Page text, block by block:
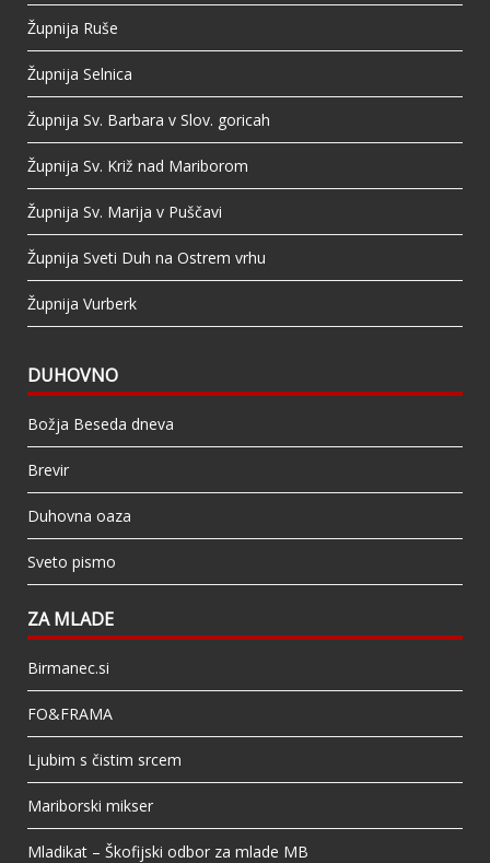
Župnija Ruše
Župnija Selnica
Župnija Sv. Barbara v Slov. goricah
Župnija Sv. Križ nad Mariborom
Župnija Sv. Marija v Puščavi
Župnija Sveti Duh na Ostrem vrhu
Župnija Vurberk
DUHOVNO
Božja Beseda dneva
Brevir
Duhovna oaza
Sveto pismo
ZA MLADE
Birmanec.si
FO&FRAMA
Ljubim s čistim srcem
Mariborski mikser
Mladikat – Škofijski odbor za mlade MB